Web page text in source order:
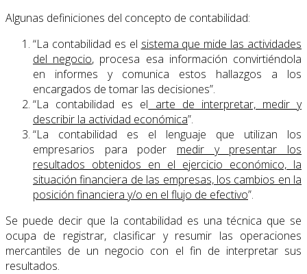
Algunas definiciones del concepto de contabilidad:
“La contabilidad es el sistema que mide las actividades
del negocio, procesa esa información convirtiéndola
en informes y comunica estos hallazgos a los
encargados de tomar las decisiones”.
“La contabilidad es el arte de interpretar, medir y
describir la actividad económica”.
“La contabilidad es el lenguaje que utilizan los
empresarios para poder medir y presentar los
resultados obtenidos en el ejercicio económico, la
situación financiera de las empresas, los cambios en la
posición financiera y/o en el flujo de efectivo”.
Se puede decir que la contabilidad es una técnica que se
ocupa de registrar, clasificar y resumir las operaciones
mercantiles de un negocio con el fin de interpretar sus
resultados.